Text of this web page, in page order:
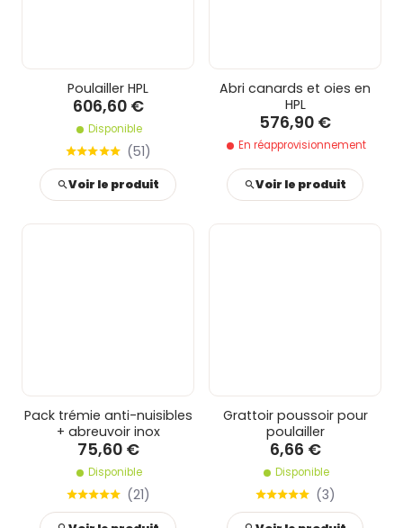
Poulailler HPL
606,60 €
Disponible
(51)
Voir le produit
Abri canards et oies en
HPL
576,90 €
En réapprovisionnement
Voir le produit
Pack trémie anti-nuisibles
+ abreuvoir inox
75,60 €
Disponible
(21)
Grattoir poussoir pour
poulailler
6,66 €
Disponible
(3)